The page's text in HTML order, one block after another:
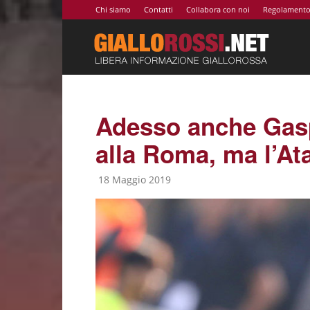
Chi siamo Contatti Collabora con noi Regolamento
Notizie
AS
Roma,
Adesso anche
alla Roma, ma
18 Maggio 2019